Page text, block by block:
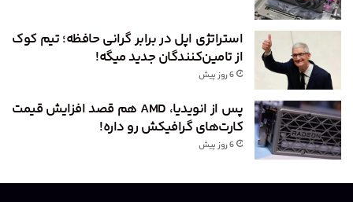
استراتژی اپل در برابر گرانی حافظه؛ تیم کوک
از تامین‌کنندگان جدید میگه!
6 روز پیش
پس از انویدیا، AMD هم قصد افزایش قیمت
کارت‌های گرافیکش رو داره!
6 روز پیش